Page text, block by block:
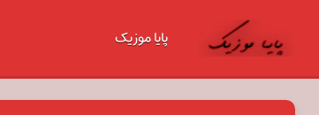
پایا موزیک